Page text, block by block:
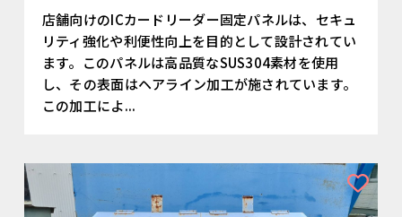
店舗向けのICカードリーダー固定パネルは、セキュ
リティ強化や利便性向上を目的として設計されてい
ます。このパネルは高品質なSUS304素材を使用
し、その表面はヘアライン加工が施されています。
この加工によ...